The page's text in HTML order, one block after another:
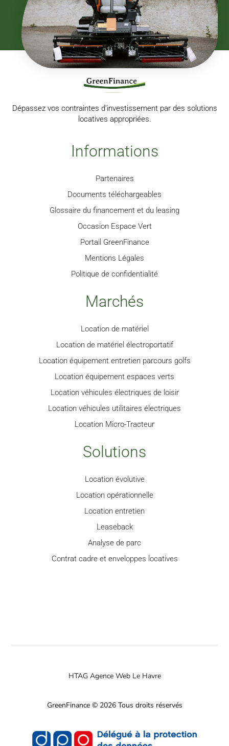
Dépassez vos contraintes d’investissement par des solutions
locatives appropriées.
Informations
Partenaires
Documents téléchargeables
Glossaire du financement et du leasing
Occasion Espace Vert
Portail GreenFinance
Mentions Légales
Politique de confidentialité
Marchés
Location de matériel
Location de matériel électroportatif
Location équipement entretien parcours golfs
Location équipement espaces verts
Location véhicules électriques de loisir
Location véhicules utilitaires électriques
Location Micro-Tracteur
Solutions
Location évolutive
Location opérationnelle
Location entretien
Leaseback
Analyse de parc
Contrat cadre et enveloppes locatives
HTAG Agence Web Le Havre
GreenFinance © 2026 Tous droits réservés